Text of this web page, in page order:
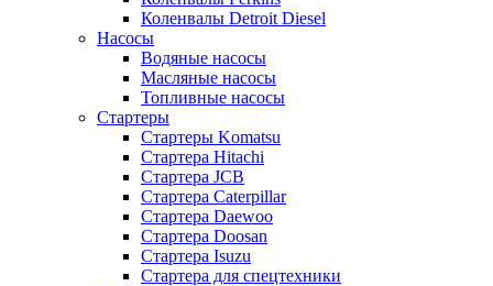
Коленвалы Detroit Diesel
Насосы
Водяные насосы
Масляные насосы
Топливные насосы
Стартеры
Стартеры Komatsu
Стартера Hitachi
Стартера JCB
Стартера Caterpillar
Стартера Daewoo
Стартера Doosan
Стартера Isuzu
Стартера для спецтехники